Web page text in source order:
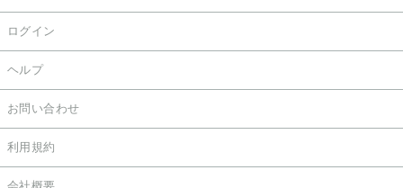
ログイン
ヘルプ
お問い合わせ
利用規約